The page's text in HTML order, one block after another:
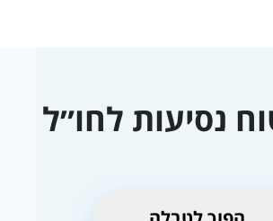
נסיעות לחו״ל